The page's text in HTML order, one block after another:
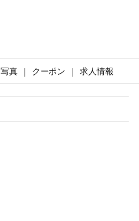
写真 クーポン 求人情報